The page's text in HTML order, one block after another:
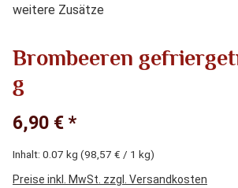
weitere Zusätze
Brombeeren
g
6,90 € *
Inhalt: 0.07 kg (98,57 € / 1 kg)
Preise inkl. MwSt. zzgl. Versandkosten